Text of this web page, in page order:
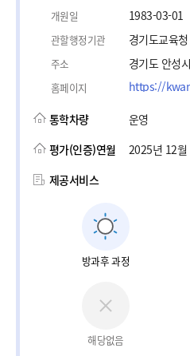
개원일 1983-03-01
관할행정기관 경기도교육
주소 경기도 안성
홈페이지
통학차량
운영
평가(인증)연월
2025년 12월
제공서비스
방과후 과정
해당없음